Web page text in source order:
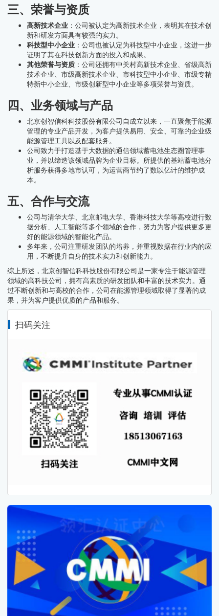
三、荣誉与资质
高新技术企业 ：公司被认定为高新技术企业，表明其在技术创
新和研发方面具有较强的实力。
科技型中小企业 ：公司也被认定为科技型中小企业，这进一步
证明了其在科技创新方面的投入和成果。
其他荣誉与资质 ：公司还拥有中关村高新技术企业、省级高新
技术企业、市级高新技术企业、市科技型中小企业、市级专精
特新中小企业、市级创新型中小企业等多项荣誉与资质。
四、业务领域与产品
北京创智信科科技股份有限公司自成立以来，一直聚焦于能源
管理的专业产品开发，为客户提供易用、安全、可靠的企业级
能源管理工具以及配套服务。
公司致力于打造基于大数据的通信领域蓄电池生态圈管理事
业，并以缔造该领域品牌为企业目标。所提供的基站蓄电池分
析服务获得多地市认可，为运营商节约了数以亿计的维护成
本。
五、合作与交流
公司与清华大学、北京邮电大学、香港科技大学等高校进行数
据分析、人工智能等多个领域的合作，努力为客户提供更多更
好的能源领域的智能化产品。
多年来，公司注重研发团队的培养，并重视数据在行业内的应
用，不断提升自身的技术实力和创新能力。
综上所述，北京创智信科科技股份有限公司是一家专注于能源管理
领域的高科技公司，拥有高素质的研发团队和丰富的技术实力。通
过不断创新和与高校的合作，公司在能源管理领域取得了显著的成
果，并为客户提供优质的产品和服务。
扫码关注